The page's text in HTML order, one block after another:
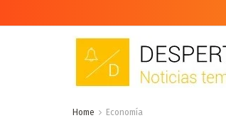
Home Economía